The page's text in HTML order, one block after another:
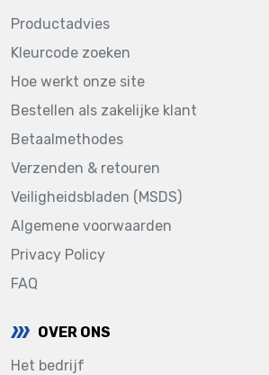
Productadvies
Kleurcode zoeken
Hoe werkt onze site
Bestellen als zakelijke klant
Betaalmethodes
Verzenden & retouren
Veiligheidsbladen (MSDS)
Algemene voorwaarden
Privacy Policy
FAQ
OVER ONS
Het bedrijf